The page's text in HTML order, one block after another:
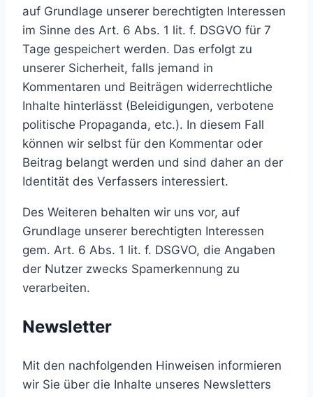
auf Grundlage unserer berechtigten Interessen
im Sinne des Art. 6 Abs. 1 lit. f. DSGVO für 7
Tage gespeichert werden. Das erfolgt zu
unserer Sicherheit, falls jemand in
Kommentaren und Beiträgen widerrechtliche
Inhalte hinterlässt (Beleidigungen, verbotene
politische Propaganda, etc.). In diesem Fall
können wir selbst für den Kommentar oder
Beitrag belangt werden und sind daher an der
Identität des Verfassers interessiert.
Des Weiteren behalten wir uns vor, auf
Grundlage unserer berechtigten Interessen
gem. Art. 6 Abs. 1 lit. f. DSGVO, die Angaben
der Nutzer zwecks Spamerkennung zu
verarbeiten.
Newsletter
Mit den nachfolgenden Hinweisen informieren
wir Sie über die Inhalte unseres Newsletters